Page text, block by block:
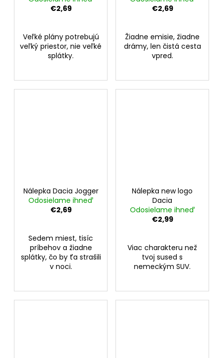
€2,69
Veľké plány potrebujú
veľký priestor, nie veľké
splátky.
€2,69
Žiadne emisie, žiadne
drámy, len čistá cesta
vpred.
Nálepka Dacia Jogger
Odosielame ihneď
€2,69
Sedem miest, tisíc
príbehov a žiadne
splátky, čo by ťa strašili
v noci.
Nálepka new logo
Dacia
Odosielame ihneď
€2,99
Viac charakteru než
tvoj sused s
nemeckým SUV.